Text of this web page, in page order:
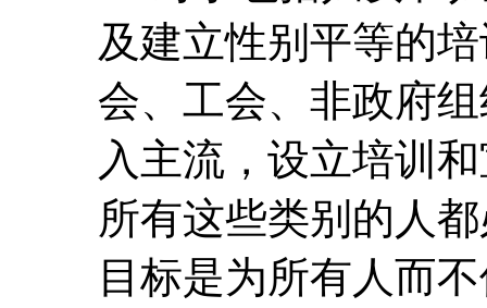
及建立性别平等的
会、工会、非政府
入主流，设立培训
所有这些类别的人
目标是为所有人而